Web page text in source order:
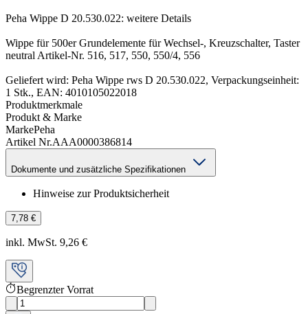
Peha Wippe D 20.530.022: weitere Details
Wippe für 500er Grundelemente für Wechsel-, Kreuzschalter, Taster
neutral Artikel-Nr. 516, 517, 550, 550/4, 556
Geliefert wird: Peha Wippe rws D 20.530.022, Verpackungseinheit:
1 Stk., EAN: 4010105022018
Produktmerkmale
Produkt & Marke
MarkePeha
Artikel Nr.AAA0000386814
Dokumente und zusätzliche Spezifikationen
Hinweise zur Produktsicherheit
7,78 €
inkl. MwSt. 9,26 €
Begrenzter Vorrat